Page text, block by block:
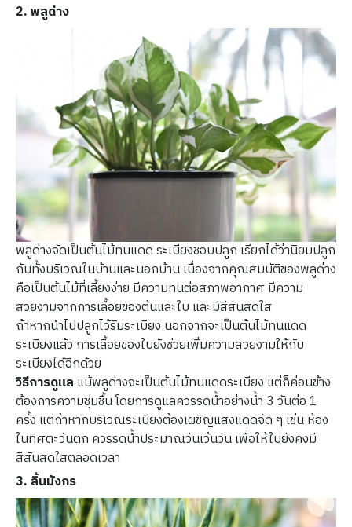
2. พลูด่าง
พลูด่างจัดเป็นต้นไม้ทนแดด ระเบียงชอบปลูก เรียกได้ว่านิยมปลูก
กันทั้งบริเวณในบ้านและนอกบ้าน เนื่องจากคุณสมบัติของพลูด่าง
คือเป็นต้นไม้ที่เลี้ยงง่าย มีความทนต่อสภาพอากาศ มีความ
สวยงามจากการเลื้อยของต้นและใบ และมีสีสันสดใส
ถ้าหากนำไปปลูกไว้ริมระเบียง นอกจากจะเป็นต้นไม้ทนแดด
ระเบียงแล้ว การเลื้อยของใบยังช่วยเพิ่มความสวยงามให้กับ
ระเบียงได้อีกด้วย
วิธีการดูแล แม้พลูด่างจะเป็นต้นไม้ทนแดดระเบียง แต่ก็ค่อนข้าง
ต้องการความชุ่มชื้น โดยการดูแลควรรดน้ำอย่างน้ำ 3 วันต่อ 1
ครั้ง แต่ถ้าหากบริเวณระเบียงต้องเผชิญแสงแดดจัด ๆ เช่น ห้อง
ในทิศตะวันตก ควรรดน้ำประมาณวันเว้นวัน เพื่อให้ใบยังคงมี
สีสันสดใสตลอดเวลา
3. ลิ้นมังกร